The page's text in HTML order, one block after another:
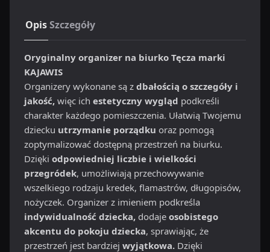
OpisSzczegóły
Oryginalny organizer na biurko Tęcza marki
KAJAWIS
Organizery wykonane są z dbałością o szczegóły i
jakość, więc ich estetyczny wygląd podkreśli
charakter każdego pomieszczenia. Ułatwią Twojemu
dziecku utrzymanie porządku oraz pomogą
zoptymalizować dostępną przestrzeń na biurku.
Dzięki odpowiedniej liczbie i wielkości
przegródek, umożliwiają przechowywanie
wszelkiego rodzaju kredek, flamastrów, długopisów,
nożyczek. Organizer z imieniem podkreśla
indywidualność dziecka, dodaje osobistego
akcentu do pokoju dziecka, sprawiając, że
przestrzeń jest bardziej wyjątkowa. Dzięki